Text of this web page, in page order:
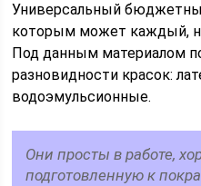
Универсальный
которым может каждый,
Под данным материалом
разновидности красок:
водоэмульсионные.
Они просты в работе,
подготовленную к